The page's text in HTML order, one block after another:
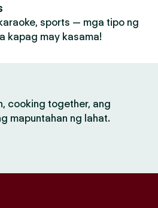
sports — mga tipo ng
kapag may kasama!
cooking together, ang
mapuntahan ng lahat.